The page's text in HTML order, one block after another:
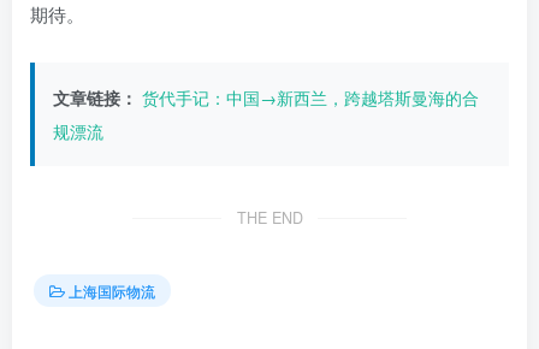
期待。
文章链接： 货代手记：中国→新西兰，跨越塔斯曼海的合
规漂流
THE END
上海国际物流